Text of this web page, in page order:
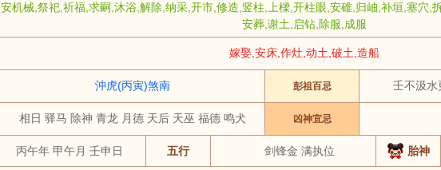
安机械,祭祀,祈福,求嗣,沐浴,解除,纳采,开市,修造,竖柱,上樑,开柱眼,安碓,归岫,补垣,塞穴,
安葬,谢土,启钻,除服,成服
嫁娶,安床,作灶,动土,破土,造船
沖虎(丙寅)煞南 彭祖百忌 壬不汲水
相日 驿马 除神 青龙 月德 天后 天巫 福德 鸣犬 凶神宜忌
丙午年 甲午月 壬申日 五行 剑锋金 满执位 胎神